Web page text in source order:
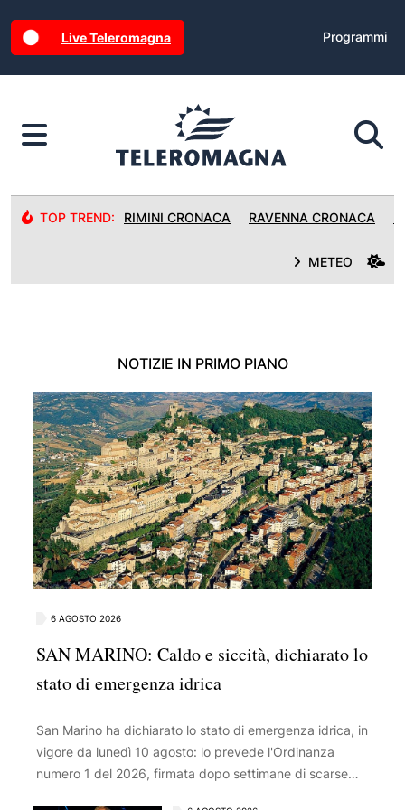
Live Teleromagna Programmi
TOP TREND: RIMINI CRONACA RAVENNA CRONACA
METEO
NOTIZIE IN PRIMO PIANO
6 AGOSTO 2026
SAN MARINO: Caldo e siccità, dichiarato lo
stato di emergenza idrica
San Marino ha dichiarato lo stato di emergenza idrica, in
vigore da lunedì 10 agosto: lo prevede l'Ordinanza
numero 1 del 2026, firmata dopo settimane di scarse